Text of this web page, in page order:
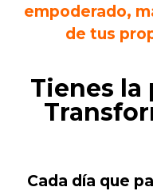
empoderado,
de tus
Tienes
Cada día que